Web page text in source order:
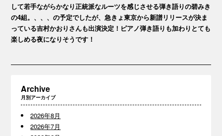
して若手ながらかなり正統派なルーツを感じさせる弾き語りの碧みき
の4組。、、、の予定でしたが、急きょ東京から新譜リリースが決ま
っている吉村かおりさんも出演決定！ピアノ弾き語りも加わりとても
楽しめる夜になりそうです！
Archive
月別アーカイブ
2026年8月
2026年7月